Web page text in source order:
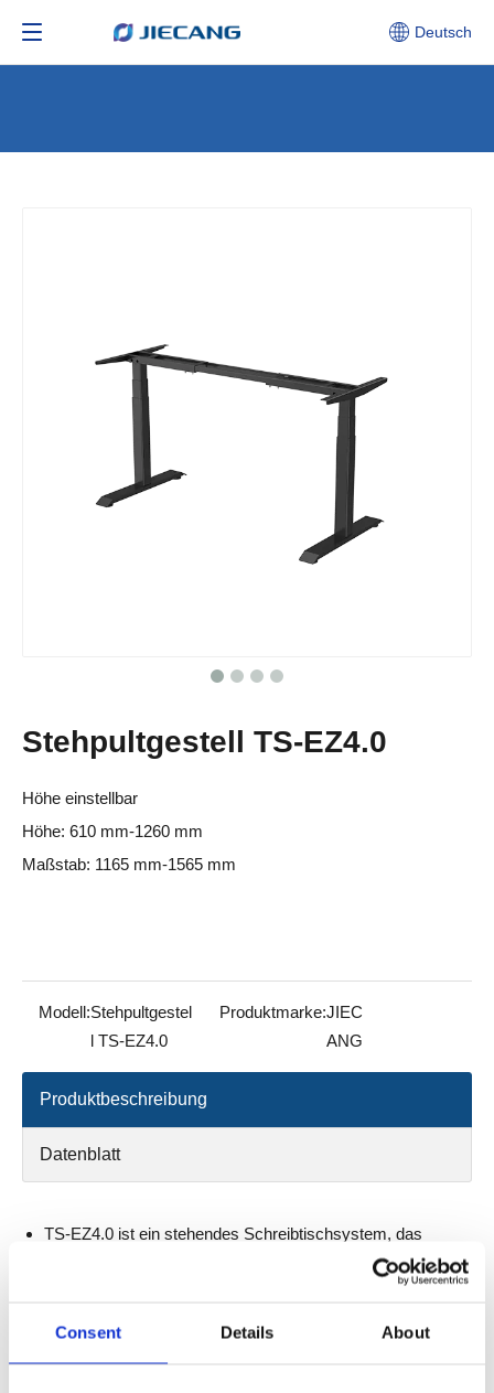
Consent Details About
Deutsch
Stehpultgestell TS-EZ4.0
Höhe einstellbar
Höhe: 610 mm-1260 mm
Maßstab: 1165 mm-1565 mm
Modell:Stehpultgestel
l TS-EZ4.0
Produktmarke:JIEC
ANG
Produktbeschreibung
Datenblatt
TS-EZ4.0 ist ein stehendes Schreibtischsystem, das
schnell installiert werden kann, mit flexibler Design und
kompakter Struktur. Im Vergleich zum herkömmlichen
zwischen der Hebebrahmen und dem Rahmen in nur zwei